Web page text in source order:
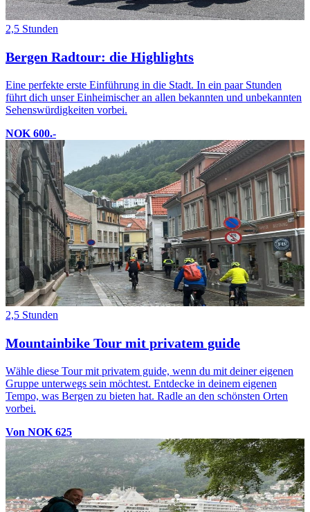
2,5 Stunden
Bergen Radtour: die Highlights
Eine perfekte erste Einführung in die Stadt. In ein paar Stunden
führt dich unser Einheimischer an allen bekannten und unbekannten
Sehenswürdigkeiten vorbei.
NOK 600.-
2,5 Stunden
Mountainbike Tour mit privatem guide
Wähle diese Tour mit privatem guide, wenn du mit deiner eigenen
Gruppe unterwegs sein möchtest. Entdecke in deinem eigenen
Tempo, was Bergen zu bieten hat. Radle an den schönsten Orten
vorbei.
Von NOK 625